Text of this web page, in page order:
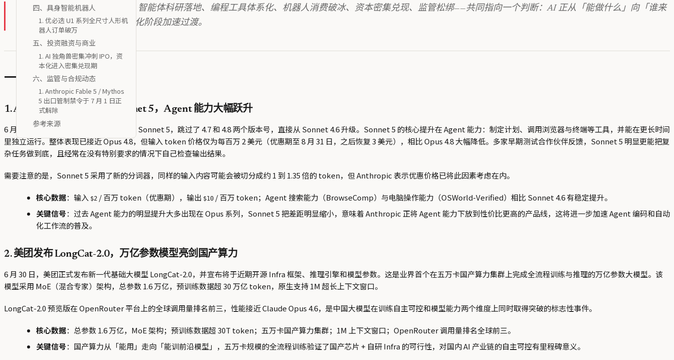
四、具身智能机器人
1. 优必选 U1 系列全尺寸人形机
器人订单破万
五、投资融资与商业
1. AI 独角兽密集冲刺 IPO，资
本化进入密集兑现期
六、监管与合规动态
1. Anthropic Fable 5 / Mythos
5 出口管制禁令于 7 月 1 日正
式解除
参考来源
本周的六条主线——模型平权、智能体科研落地、编程工具体系化、机器人消费破冰、资本密集兑现、监管松绑——共同指向一个判断：AI 正从「能做什么」向「谁来
做、怎么卖、谁买单」的产业化阶段加速过渡。
一、大模型前沿动态
1. Anthropic 发布 Claude Sonnet 5，Agent 能力大幅跃升
6 月 30 日，Anthropic 正式发布 Claude Sonnet 5，跳过了 4.7 和 4.8 两个版本号，直接从 Sonnet 4.6 升级。Sonnet 5 的核心提升在 Agent 能力：制定计划、调用浏览器与终端等工具，并能在更长时间
里独立运行。整体表现已接近 Opus 4.8，但输入 token 价格仅为每百万 2 美元（优惠期至 8 月 31 日，之后恢复 3 美元），相比 Opus 4.8 大幅降低。多家早期测试合作伙伴反馈，Sonnet 5 明显更能把复
杂任务做到底，且经常在没有特别要求的情况下自己检查输出结果。
需要注意的是，Sonnet 5 采用了新的分词器，同样的输入内容可能会被切分成约 1 到 1.35 倍的 token，但 Anthropic 表示优惠价格已将此因素考虑在内。
核心数据：输入 $2 / 百万 token（优惠期），输出 $10 / 百万 token；Agent 搜索能力（BrowseComp）与电脑操作能力（OSWorld-Verified）相比 Sonnet 4.6 有稳定提升。
关键信号：过去 Agent 能力的明显提升大多出现在 Opus 系列，Sonnet 5 把差距明显缩小，意味着 Anthropic 正将 Agent 能力下放到性价比更高的产品线，这将进一步加速 Agent 编码和自动
化工作流的普及。
2. 美团发布 LongCat-2.0，万亿参数模型亮剑国产算力
6 月 30 日，美团正式发布新一代基础大模型 LongCat-2.0，并宣布将于近期开源 Infra 框架、推理引擎和模型参数。这是业界首个在五万卡国产算力集群上完成全流程训练与推理的万亿参数大模型。该
模型采用 MoE（混合专家）架构，总参数 1.6 万亿，预训练数据超 30 万亿 token，原生支持 1M 超长上下文窗口。
LongCat-2.0 预览版在 OpenRouter 平台上的全球调用量排名前三，性能接近 Claude Opus 4.6，是中国大模型在训练自主可控和模型能力两个维度上同时取得突破的标志性事件。
核心数据：总参数 1.6 万亿，MoE 架构；预训练数据超 30T token；五万卡国产算力集群；1M 上下文窗口；OpenRouter 调用量排名全球前三。
关键信号：国产算力从「能用」走向「能训前沿模型」，五万卡规模的全流程训练验证了国产芯片 + 自研 Infra 的可行性，对国内 AI 产业链的自主可控有里程碑意义。